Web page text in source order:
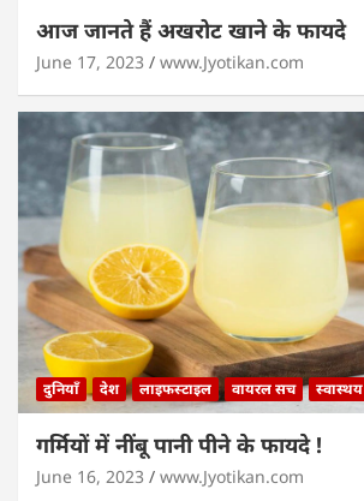
आज जानते हैं अखरोट खाने के फायदे
June 17, 2023 www.Jyotikan.com
दुनियाँ देश लाइफस्टाइल वायरल सच स्वास्थय
गर्मियों में नींबू पानी पीने के फायदे !
June 16, 2023 www.Jyotikan.com